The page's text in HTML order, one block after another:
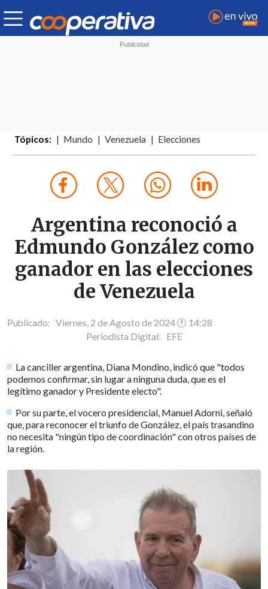
Tópicos: Mundo Venezuela Elecciones
Argentina reconoció a
Edmundo González como
ganador en las elecciones
de Venezuela
Publicado: Viernes, 2 de Agosto de 2024 🕐 14:28
Periodista Digital: EFE
La canciller argentina, Diana Mondino, indicó que "todos
podemos confirmar, sin lugar a ninguna duda, que es el
legítimo ganador y Presidente electo".
Por su parte, el vocero presidencial, Manuel Adorni, señaló
que, para reconocer el triunfo de González, el país trasandino
no necesita "ningún tipo de coordinación" con otros países de
la región.